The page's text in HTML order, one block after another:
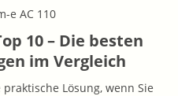
10 – Die besten
im Vergleich
Lösung, wenn Sie